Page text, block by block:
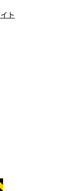
ト